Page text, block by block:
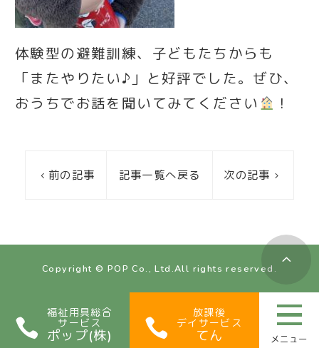
福祉用具総合
サービス
ポップ(株)
放課後
デイサービス
てん
COMPANY
福祉用具
WELFARE EQUIPMENT
体験型の避難訓練、子どもたちからも
「またやりたい♪」と好評でした。ぜひ、
おうちでお話を聞いてみてください
！
前の記事 記事一覧へ戻る 次の記事
Copyright © POP Co., Ltd.All rights reserved.